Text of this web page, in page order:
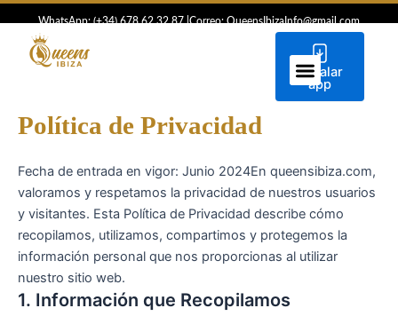
contenido
WhatsApp: (+34) 678 62 32 87|Correo: QueensIbizaInfo@gmail.com
Instalar
app
Política de Privacidad
Fecha de entrada en vigor: Junio 2024En queensibiza.com,
valoramos y respetamos la privacidad de nuestros usuarios
y visitantes. Esta Política de Privacidad describe cómo
recopilamos, utilizamos, compartimos y protegemos la
información personal que nos proporcionas al utilizar
nuestro sitio web.
1. Información que Recopilamos